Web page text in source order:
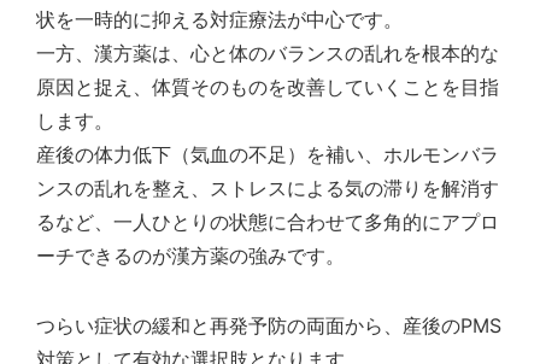
状を一時的に抑える対症療法が中心です。
一方、漢方薬は、心と体のバランスの乱れを根本的な
原因と捉え、体質そのものを改善していくことを目指
します。
産後の体力低下（気血の不足）を補い、ホルモンバラ
ンスの乱れを整え、ストレスによる気の滞りを解消す
るなど、一人ひとりの状態に合わせて多角的にアプロ
ーチできるのが漢方薬の強みです。
つらい症状の緩和と再発予防の両面から、産後のPMS